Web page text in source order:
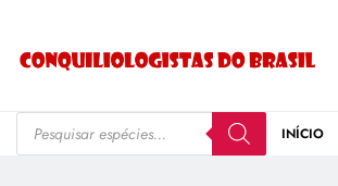
INÍCIO